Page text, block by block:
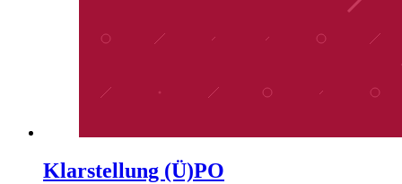
Klarstellung (Ü)PO